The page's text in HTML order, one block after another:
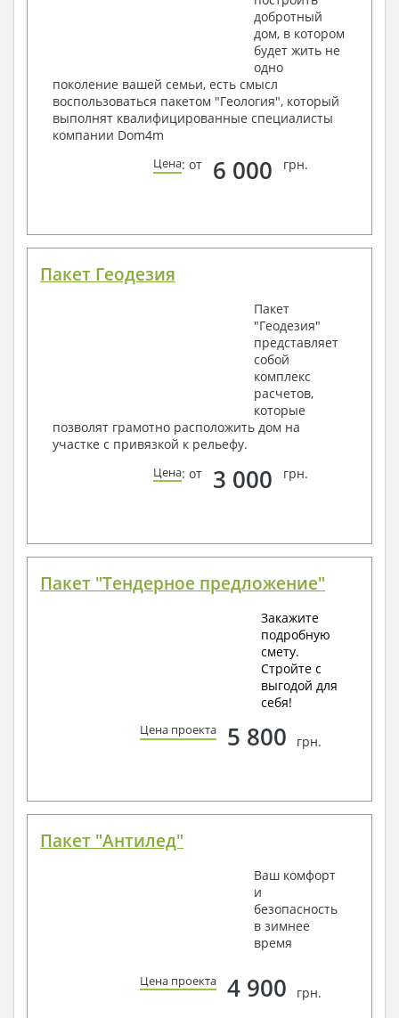
добротный
дом, в котором
будет жить не
одно
поколение вашей семьи, есть смысл
воспользоваться пакетом "Геология", который
выполнят квалифицированные специалисты
компании Dom4m
Цена: от 6 000 грн.
Пакет Геодезия
Пакет
"Геодезия"
представляет
собой
комплекс
расчетов,
которые
позволят грамотно расположить дом на
участке с привязкой к рельефу.
Цена: от 3 000 грн.
Пакет "Тендерное предложение"
Закажите
подробную
смету.
Стройте с
выгодой для
себя!
Цена проекта 5 800 грн.
Пакет "Антилед"
Ваш комфорт
и
безопасность
в зимнее
время
Цена проекта 4 900 грн.